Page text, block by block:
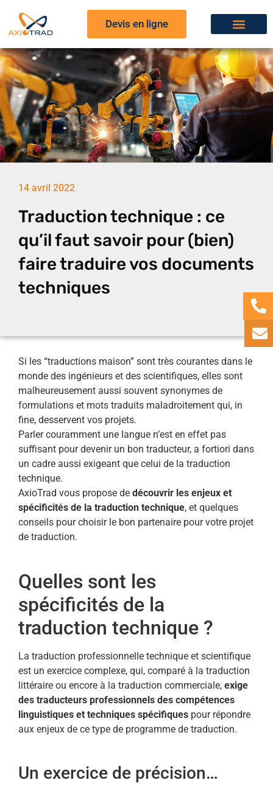
Devis en ligne
14 avril 2022
Traduction technique : ce
qu’il faut savoir pour (bien)
faire traduire vos documents
techniques
Si les “traductions maison” sont très courantes dans le
monde des ingénieurs et des scientifiques, elles sont
malheureusement aussi souvent synonymes de
formulations et mots traduits maladroitement qui, in
fine, desservent vos projets.
Parler couramment une langue n’est en effet pas
suffisant pour devenir un bon traducteur, a fortiori dans
un cadre aussi exigeant que celui de la traduction
technique.
AxioTrad vous propose de découvrir les enjeux et
spécificités de la traduction technique, et quelques
conseils pour choisir le bon partenaire pour votre projet
de traduction.
Quelles sont les
spécificités de la
traduction technique ?
La traduction professionnelle technique et scientifique
est un exercice complexe, qui, comparé à la traduction
littéraire ou encore à la traduction commerciale, exige
des traducteurs professionnels des compétences
linguistiques et techniques spécifiques pour répondre
aux enjeux de ce type de programme de traduction.
Un exercice de précision…